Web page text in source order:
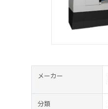
メーカー
分類